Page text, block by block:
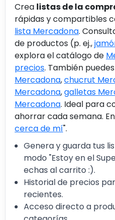
Crea listas de la
rápidas y compartibles
lista Mercadona.
de productos (p. ej.,
explora el catálogo de
precios. También
Mercadona,chucrut
Mercadona,galletas
Mercadona. Ideal para
ahorrar cada semana.
cerca de mí".
Genera y guarda tus
modo "Estoy en el
echas al carrito :).
Historial de precios
recientes.
Acceso directo a